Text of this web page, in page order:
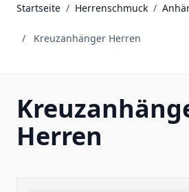
Startseite / Herrenschmuck /
/ Kreuzanhänger Herren
Herren